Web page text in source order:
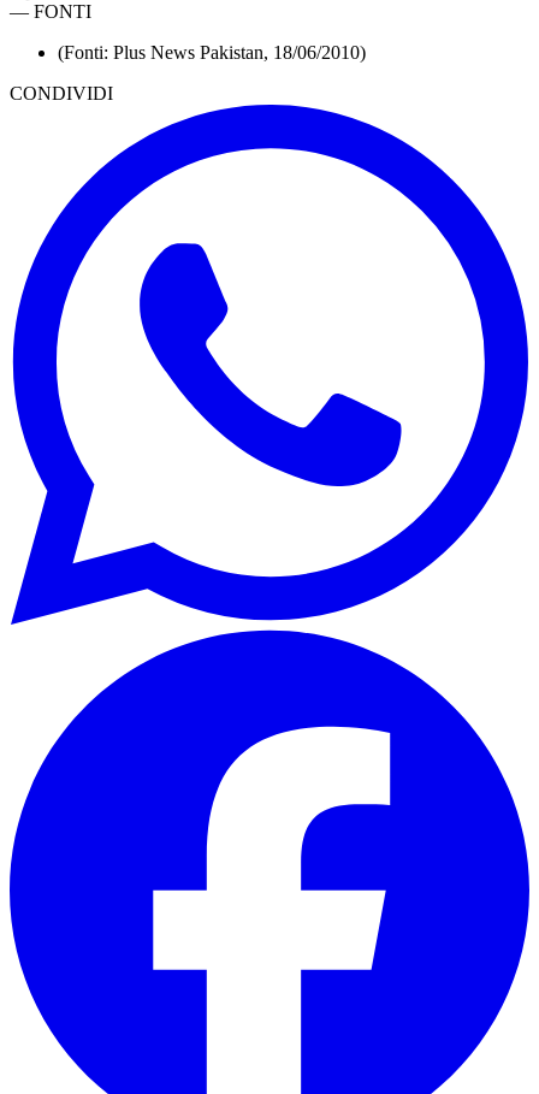
— FONTI
(Fonti: Plus News Pakistan, 18/06/2010)
CONDIVIDI